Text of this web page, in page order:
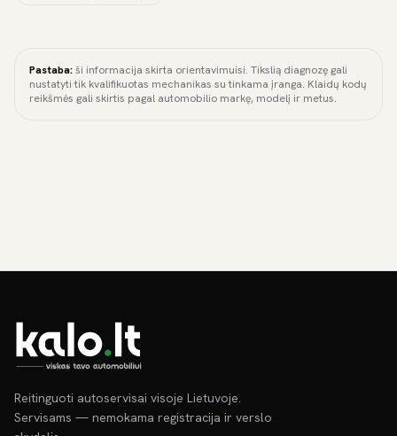
Pastaba:ši informacija skirta orientavimuisi. Tikslią diagnozę gali
nustatyti tik kvalifikuotas mechanikas su tinkama įranga. Klaidų kodų
reikšmės gali skirtis pagal automobilio markę, modelį ir metus.
Reitinguoti autoservisai visoje Lietuvoje.
Servisams — nemokama registracija ir verslo